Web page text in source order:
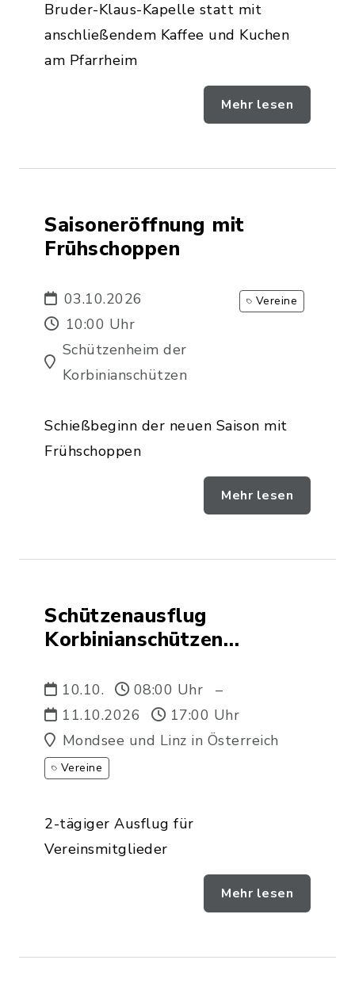
Bruder-Klaus-Kapelle statt mit
anschließendem Kaffee und Kuchen
am Pfarrheim
Mehr lesen
Saisoneröffnung mit
Frühschoppen
03.10.2026
10:00 Uhr
Schützenheim der
Korbinianschützen
Vereine
Schießbeginn der neuen Saison mit
Frühschoppen
Mehr lesen
Schützenausflug
Korbinianschützen
10.10. 08:00 Uhr
–
11.10.2026
17:00 Uhr
Mondsee und Linz in Österreich
Vereine
2-tägiger Ausflug für
Vereinsmitglieder
Mehr lesen